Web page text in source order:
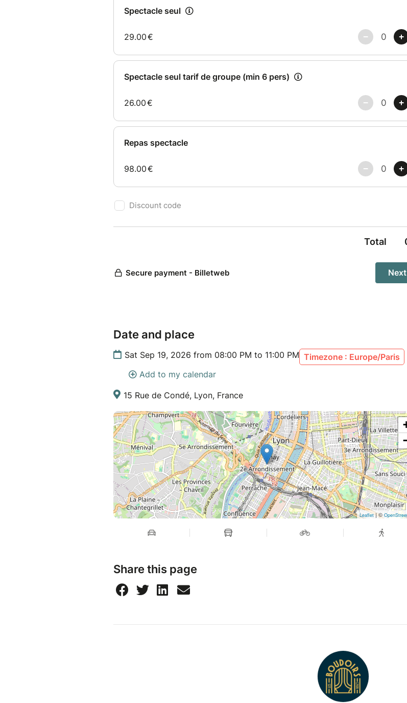
Date and place
Sat Sep 19, 2026 from 08:00 PM to 11:00 PM Timezone : Europe/Paris
Add to my calendar
15 Rue de Condé, Lyon, France
Leaflet| ©
Share this page